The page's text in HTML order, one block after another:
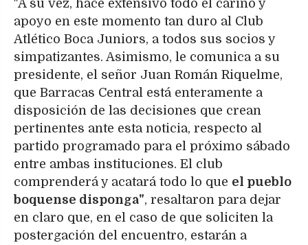
"A su vez, hace extensivo todo el cariño y
apoyo en este momento tan duro al Club
Atlético Boca Juniors, a todos sus socios y
simpatizantes. Asimismo, le comunica a su
presidente, el señor Juan Román Riquelme,
que Barracas Central está enteramente a
disposición de las decisiones que crean
pertinentes ante esta noticia, respecto al
partido programado para el próximo sábado
entre ambas instituciones. El club
comprenderá y acatará todo lo que el pueblo
boquense disponga", resaltaron para dejar
en claro que, en el caso de que soliciten la
postergación del encuentro, estarán a